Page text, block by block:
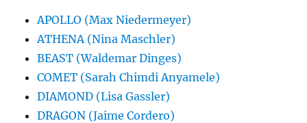
APOLLO (Max Niedermeyer)
ATHENA (Nina Maschler)
BEAST (Waldemar Dinges)
COMET (Sarah Chimdi Anyamele)
DIAMOND (Lisa Gassler)
DRAGON (Jaime Cordero)